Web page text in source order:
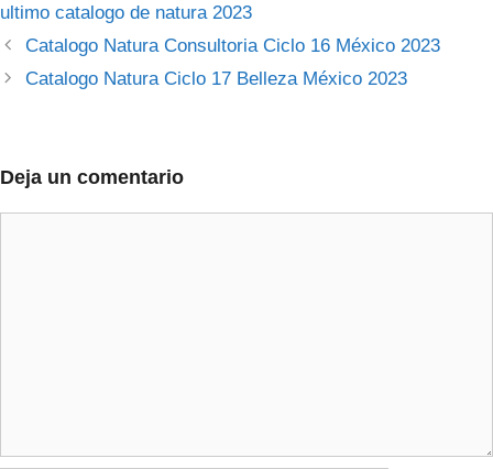
ultimo catalogo de natura 2023
Catalogo Natura Consultoria Ciclo 16 México 2023
Catalogo Natura Ciclo 17 Belleza México 2023
Deja un comentario